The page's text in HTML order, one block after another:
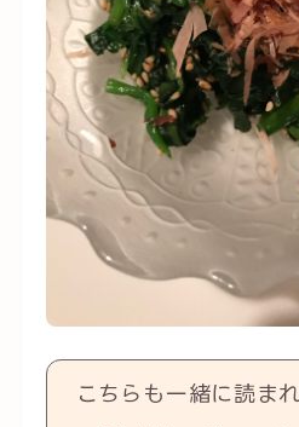
こちらも一緒に読ま